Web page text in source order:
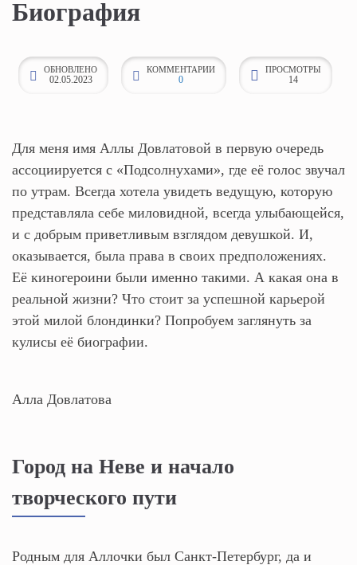
Биография
ОБНОВЛЕНО
02.05.2023
КОММЕНТАРИИ
0
ПРОСМОТРЫ
14
Для меня имя Аллы Довлатовой в первую очередь
ассоциируется с «Подсолнухами», где её голос звучал
по утрам. Всегда хотела увидеть ведущую, которую
представляла себе миловидной, всегда улыбающейся,
и с добрым приветливым взглядом девушкой. И,
оказывается, была права в своих предположениях.
Её киногероини были именно такими. А какая она в
реальной жизни? Что стоит за успешной карьерой
этой милой блондинки? Попробуем заглянуть за
кулисы её биографии.
Алла Довлатова
Город на Неве и начало
творческого пути
Родным для Аллочки был Санкт-Петербург, да и